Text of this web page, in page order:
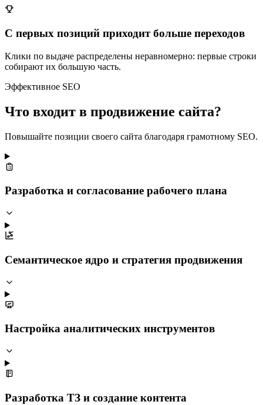
С первых позиций приходит больше переходов
Клики по выдаче распределены неравномерно: первые строки
собирают их большую часть.
Эффективное SEO
Что входит в продвижение сайта?
Повышайте позиции своего сайта благодаря грамотному SEO.
Разработка и согласование рабочего плана
Семантическое ядро и стратегия продвижения
Настройка аналитических инструментов
Разработка ТЗ и создание контента